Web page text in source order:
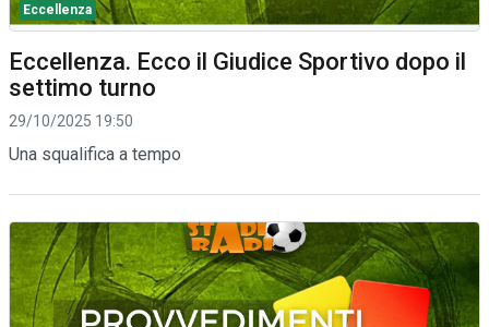
Eccellenza
Eccellenza. Ecco il Giudice Sportivo dopo il
settimo turno
29/10/2025 19:50
Una squalifica a tempo